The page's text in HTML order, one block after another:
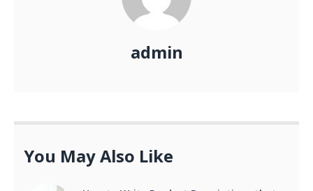
admin
You May Also Like